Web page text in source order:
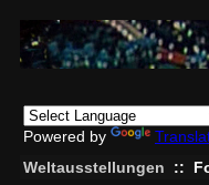
Powered by
Weltausstellungen
::